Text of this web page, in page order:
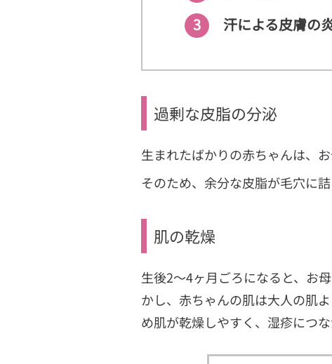
3
汗による皮膚の
過剰な皮脂の分泌
生まれたばかりの赤ちゃんは、
そのため、余分な皮脂が毛穴に
肌の乾燥
生後2〜4ヶ月ごろになると、お
かし、赤ちゃんの肌は大人の肌
め肌が乾燥しやすく、湿疹につな